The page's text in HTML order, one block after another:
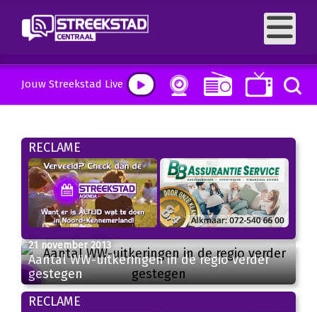
Jouw Streekstad Live
RECLAME
21 november 2013
Aantal WW-uitkeringen in de regio verder
gestegen
RECLAME